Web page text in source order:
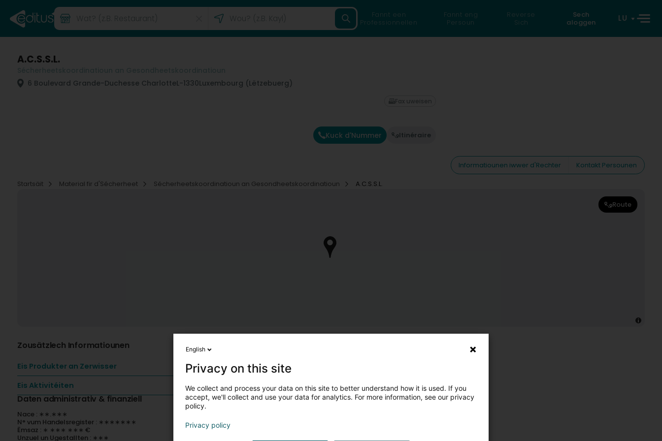
Fannt een
Professionnellen
Fannt eng
Persoun
Reverse
Sich
Sech
aloggen
LU
A.C.S.S.L.
6 Boulevard Grande-Duchesse CharlotteL-1330Luxembourg (Lëtzebuerg)
Kuck d'Nummer Itinéraire
Fax uweisen
Informatiounen iwwer d'Rechter
Kontakt Persounen
Startsäit
Material fir d'Sécherheet Sécherheetskoordinatioun an Gesondheetskoordinatioun A.C.S.S.L.
Route
Zousätzlech Informatiounen
Eis Produkter an Zerwisser
Eis Aktivitéiten
Daten administrativ & finanziell
Nace : ∗∗.∗∗∗
N° vum Handelsregister : ∗∗∗∗∗∗∗
Ëmsaz : ∗ ∗∗∗ ∗∗∗ €
Unzuel un Ugestallten : ∗∗∗
English
Privacy on this site
We collect and process your data on this site to better understand how it is used. If you
accept, we'll collect and use your data for analytics. For more information, see our privacy
policy.
Privacy policy